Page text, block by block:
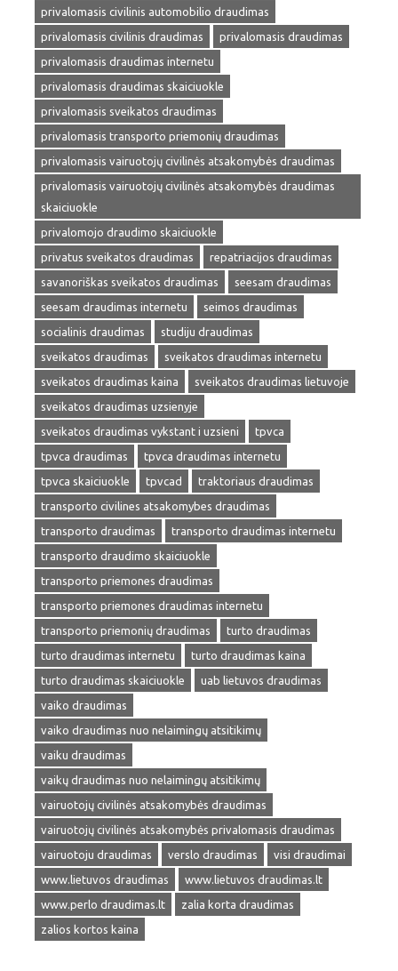
privalomasis civilinis automobilio draudimas
privalomasis civilinis draudimas
privalomasis draudimas
privalomasis draudimas internetu
privalomasis draudimas skaiciuokle
privalomasis sveikatos draudimas
privalomasis transporto priemonių draudimas
privalomasis vairuotojų civilinės atsakomybės draudimas
privalomasis vairuotojų civilinės atsakomybės draudimas
skaiciuokle
privalomojo draudimo skaiciuokle
privatus sveikatos draudimas
repatriacijos draudimas
savanoriškas sveikatos draudimas
seesam draudimas
seesam draudimas internetu
seimos draudimas
socialinis draudimas
studiju draudimas
sveikatos draudimas
sveikatos draudimas internetu
sveikatos draudimas kaina
sveikatos draudimas lietuvoje
sveikatos draudimas uzsienyje
sveikatos draudimas vykstant i uzsieni
tpvca
tpvca draudimas
tpvca draudimas internetu
tpvca skaiciuokle
tpvcad
traktoriaus draudimas
transporto civilines atsakomybes draudimas
transporto draudimas
transporto draudimas internetu
transporto draudimo skaiciuokle
transporto priemones draudimas
transporto priemones draudimas internetu
transporto priemonių draudimas
turto draudimas
turto draudimas internetu
turto draudimas kaina
turto draudimas skaiciuokle
uab lietuvos draudimas
vaiko draudimas
vaiko draudimas nuo nelaimingų atsitikimų
vaiku draudimas
vaikų draudimas nuo nelaimingų atsitikimų
vairuotojų civilinės atsakomybės draudimas
vairuotojų civilinės atsakomybės privalomasis draudimas
vairuotoju draudimas
verslo draudimas
visi draudimai
www.lietuvos draudimas
www.lietuvos draudimas.lt
www.perlo draudimas.lt
zalia korta draudimas
zalios kortos kaina